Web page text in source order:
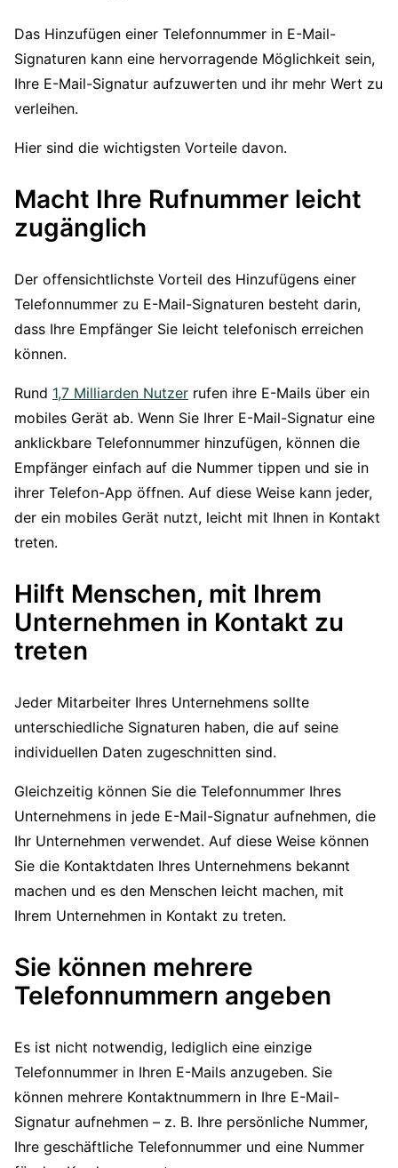
Das Hinzufügen einer Telefonnummer in E-Mail-
Signaturen kann eine hervorragende Möglichkeit sein,
Ihre E-Mail-Signatur aufzuwerten und ihr mehr Wert zu
verleihen.
Hier sind die wichtigsten Vorteile davon.
Macht Ihre Rufnummer leicht
zugänglich
Der offensichtlichste Vorteil des Hinzufügens einer
Telefonnummer zu E-Mail-Signaturen besteht darin,
dass Ihre Empfänger Sie leicht telefonisch erreichen
können.
Rund 1,7 Milliarden Nutzer rufen ihre E-Mails über ein
mobiles Gerät ab. Wenn Sie Ihrer E-Mail-Signatur eine
anklickbare Telefonnummer hinzufügen, können die
Empfänger einfach auf die Nummer tippen und sie in
ihrer Telefon-App öffnen. Auf diese Weise kann jeder,
der ein mobiles Gerät nutzt, leicht mit Ihnen in Kontakt
treten.
Hilft Menschen, mit Ihrem
Unternehmen in Kontakt zu
treten
Jeder Mitarbeiter Ihres Unternehmens sollte
unterschiedliche Signaturen haben, die auf seine
individuellen Daten zugeschnitten sind.
Gleichzeitig können Sie die Telefonnummer Ihres
Unternehmens in jede E-Mail-Signatur aufnehmen, die
Ihr Unternehmen verwendet. Auf diese Weise können
Sie die Kontaktdaten Ihres Unternehmens bekannt
machen und es den Menschen leicht machen, mit
Ihrem Unternehmen in Kontakt zu treten.
Sie können mehrere
Telefonnummern angeben
Es ist nicht notwendig, lediglich eine einzige
Telefonnummer in Ihren E-Mails anzugeben. Sie
können mehrere Kontaktnummern in Ihre E-Mail-
Signatur aufnehmen – z. B. Ihre persönliche Nummer,
Ihre geschäftliche Telefonnummer und eine Nummer